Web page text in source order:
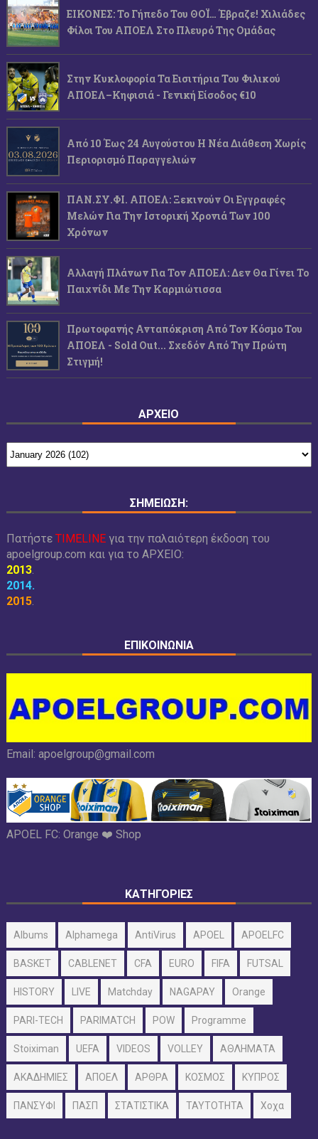
ΕΙΚΟΝΕΣ: Το Γήπεδο Του ΘΟΪ… Έβραζε! Χιλιάδες
Φίλοι Του ΑΠΟΕΛ Στο Πλευρό Της Ομάδας
Στην Κυκλοφορία Τα Εισιτήρια Του Φιλικού
ΑΠΟΕΛ–Κηφισιά - Γενική Είσοδος €10
Από 10 Έως 24 Αυγούστου Η Νέα Διάθεση Χωρίς
Περιορισμό Παραγγελιών
ΠΑΝ.ΣΥ.ΦΙ. ΑΠΟΕΛ: Ξεκινούν Οι Εγγραφές
Μελών Για Την Ιστορική Χρονιά Των 100
Χρόνων
Αλλαγή Πλάνων Για Τον ΑΠΟΕΛ: Δεν Θα Γίνει Το
Παιχνίδι Με Την Καρμιώτισσα
Πρωτοφανής Ανταπόκριση Από Τον Κόσμο Του
ΑΠΟΕΛ - Sold Out... Σχεδόν Από Την Πρώτη
Στιγμή!
ΑΡΧΕΙΟ
ΣΗΜΕΙΩΣΗ:
Πατήστε TIMELINEγια την παλαιότερη έκδοση του
apoelgroup.com και για το ΑΡΧΕΙΟ:
2013.
2014.
2015.
ΕΠΙΚΟΙΝΩΝΙΑ
Email: apoelgroup@gmail.com
APOEL FC: Orange ❤️ Shop
ΚΑΤΗΓΟΡΙΕΣ
Albums Alphamega AntiVirus APOEL APOELFC
BASKET CABLENET CFA EURO FIFA FUTSAL
HISTORY LIVE Matchday NAGAPAY Orange
PARI-TECH PARIMATCH POW Programme
Stoiximan UEFA VIDEOS VOLLEY ΑΘΛΗΜΑΤΑ
ΑΚΑΔΗΜΙΕΣ ΑΠΟΕΛ ΑΡΘΡΑ ΚΟΣΜΟΣ ΚΥΠΡΟΣ
ΠΑΝΣΥΦΙ ΠΑΣΠ ΣΤΑΤΙΣΤΙΚΑ ΤΑΥΤΟΤΗΤΑ Χοχα